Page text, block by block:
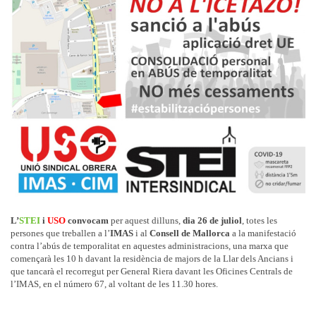
L’STEI i USO convocam per aquest dilluns, dia 26 de juliol, totes les
persones que treballen a l’IMAS i al Consell de Mallorca a la manifestació
contra l’abús de temporalitat en aquestes administracions, una marxa que
començarà les 10 h davant la residència de majors de la Llar dels Ancians i
que tancarà el recorregut per General Riera davant les Oficines Centrals de
l’IMAS, en el número 67, al voltant de les 11.30 hores.